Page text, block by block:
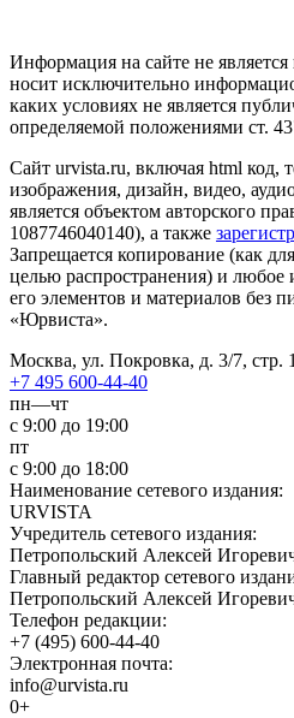
Информация на сайте не
носит исключительно
каких условиях не является
определяемой положениями ст.
Сайт urvista.ru, включая html код,
изображения, дизайн, видео­,
является объектом авторского
1087746040140), а также
Запрещается копирование (как
целью распространения) и любое
его элементов и материалов без
«Юрвиста».
Москва, ул. Покровка, д. 3/7, стр.
+7 495 600-44-40
пн—чт
с 9:00 до 19:00
пт
с 9:00 до 18:00
Наименование сетевого издания:
URVISTA
Учредитель сетевого издания:
Петропольский Алексей
Главный редактор сетевого
Петропольский Алексей
Телефон редакции:
+7 (495) 600-44-40
Электронная почта:
info@urvista.ru
0+